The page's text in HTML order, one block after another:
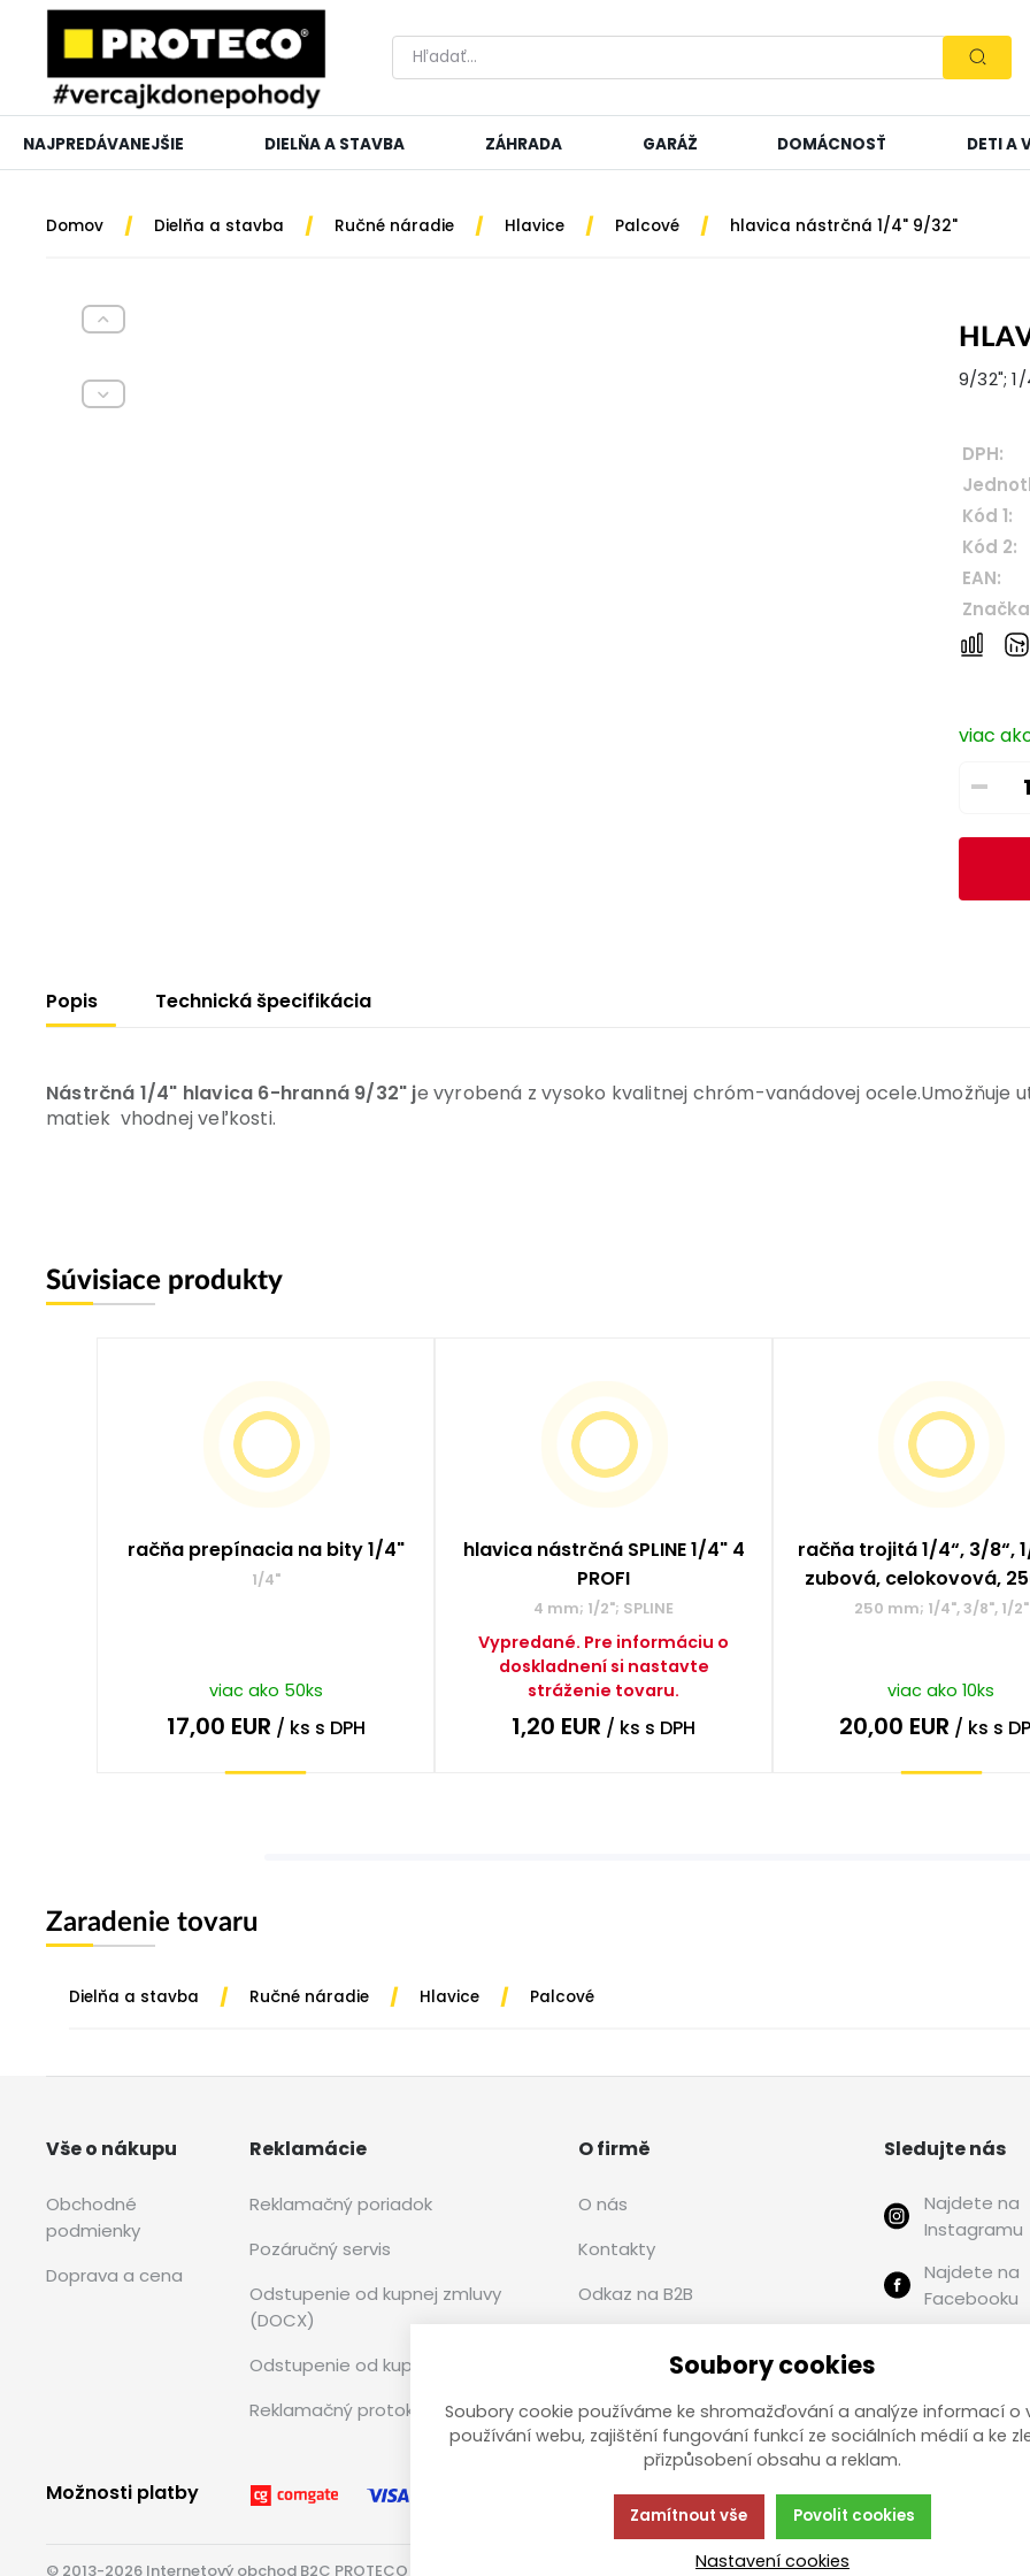
NAJPREDÁVANEJŠIE DIELŇA A STAVBA ZÁHRADA GARÁŽ DOMÁCNOSŤ DETI A
Domov / Dielňa a stavba / Ručné náradie / Hlavice / Palcové / hlavica nástrčná 1/4" 9/32"
9/32";
DPH:
Kód 1:
Kód 2:
EAN:
viac
–
Popis Technická špecifikácia
Nástrčná 1/4" hlavica 6-hranná 9/32" je vyrobená z vysoko kvalitnej chróm-vanádovej ocele.Umožňuje
matiek vhodnej veľkosti.
Súvisiace produkty
račňa prepínacia na bity 1/4"
1/4"
viac ako 50ks
17,00 EUR / ks s DPH
hlavica nástrčná SPLINE 1/4" 4
PROFI
4 mm; 1/2"; SPLINE
Vypredané. Pre informáciu o
doskladnení si nastavte
stráženie tovaru.
1,20 EUR / ks s DPH
račňa trojitá 1/4“, 3/8“,
zubová, celokovová,
250 mm; 1/4", 3/8", 1/2"
viac ako 10ks
20,00 EUR / ks s
Zaradenie tovaru
Dielňa a stavba / Ručné náradie / Hlavice / Palcové
Vše o nákupu
Obchodné
podmienky
Doprava a cena
Reklamácie
Reklamačný poriadok
Pozáručný servis
Odstupenie od kupnej zmluvy
(DOCX)
Odstupenie od kupnej zmluvy (PDF)
Reklamačný protokol (PDF)
O firmě
O nás
Kontakty
Odkaz na B2B
Sledujte nás
Najdete na
Instagramu
Najdete na
Facebooku
Možnosti platby
© 2013-2026 Internetový obchod B2C PROTECO náradie pro SK Táto stránka používa súbory cookies.
Soubory cookies
Soubory cookie používáme ke shromažďování a analýze informací o
používání webu, zajištění fungování funkcí ze sociálních médií a ke
přizpůsobení obsahu a reklam.
Zamítnout vše Povolit cookies
Nastavení cookies